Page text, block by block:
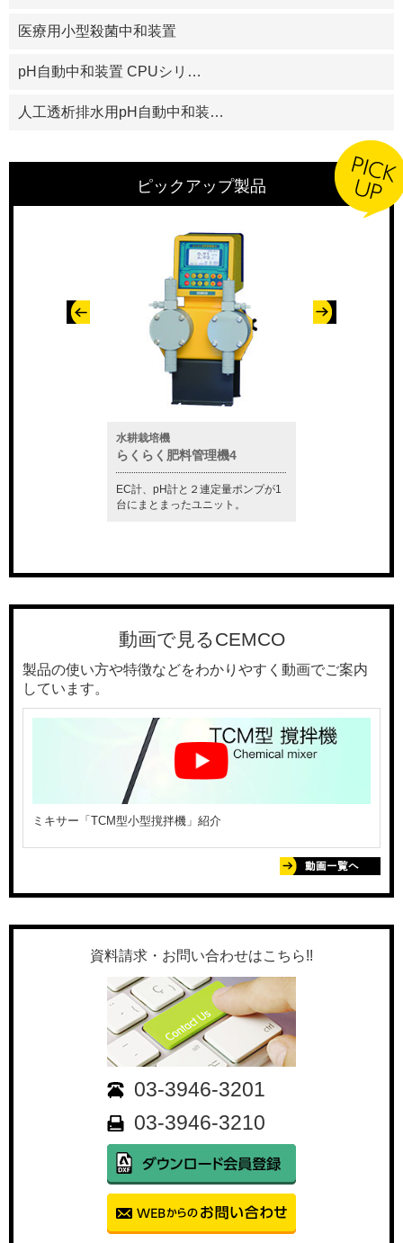
医療用小型殺菌中和装置
pH自動中和装置 CPUシリ …
人工透析排水用pH自動中和装…
ピックアップ製品
水耕栽培機
らくらく肥料管理機4
EC計、pH計と２連定量ポンプが1
台にまとまったユニット。
動画で見るCEMCO
製品の使い方や特徴などをわかりやすく動画でご案内
しています。
ミキサー「TCM型小型撹拌機」紹介
資料請求・お問い合わせはこちら!!
03-3946-3201
03-3946-3210